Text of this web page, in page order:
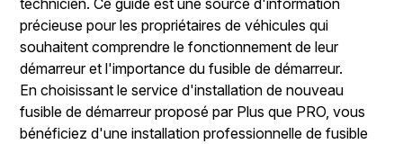
précieuse pour les propriétaires de véhicules qui
souhaitent comprendre le fonctionnement de leur
démarreur et l'importance du fusible de démarreur.
En choisissant le service d'installation de nouveau
fusible de démarreur proposé par Plus que PRO, vous
bénéficiez d'une installation professionnelle de fusible